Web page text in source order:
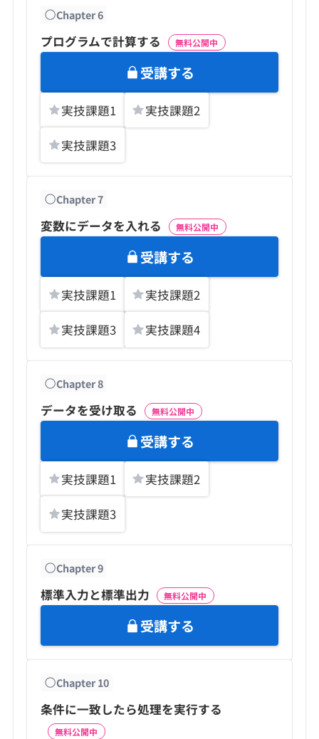
Chapter6
プログラムで計算する 無料公開中
受講する
実技課題1 実技課題2
実技課題3
Chapter7
変数にデータを入れる 無料公開中
受講する
実技課題1 実技課題2
実技課題3 実技課題4
Chapter8
データを受け取る 無料公開中
受講する
実技課題1 実技課題2
実技課題3
Chapter9
標準入力と標準出力 無料公開中
受講する
Chapter10
条件に一致したら処理を実行する
無料公開中